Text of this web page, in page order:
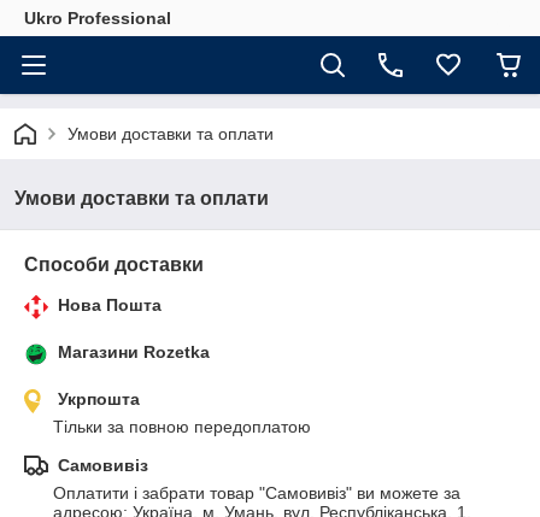
Ukro Professional
Умови доставки та оплати
Умови доставки та оплати
Способи доставки
Нова Пошта
Магазини Rozetka
Укрпошта
Тільки за повною передоплатою
Самовивіз
Оплатити і забрати товар "Самовивіз" ви можете за
адресою: Україна, м. Умань, вул. Республіканська, 1,